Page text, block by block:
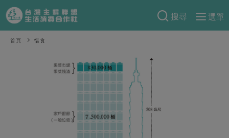
搜尋
選單
產品分類
當令水果
蕈菇類
把最好的台灣味帶回家！
首頁 惜食